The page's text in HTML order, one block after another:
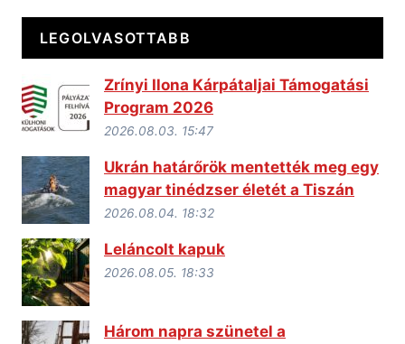
LEGOLVASOTTABB
Zrínyi Ilona Kárpátaljai Támogatási
Program 2026
2026.08.03. 15:47
Ukrán határőrök mentették meg egy
magyar tinédzser életét a Tiszán
2026.08.04. 18:32
Leláncolt kapuk
2026.08.05. 18:33
Három napra szünetel a